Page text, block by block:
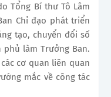
Tổng Bí thư Tô Lâm
Chỉ đạo phát triển
tạo, chuyển đổi số
làm Trưởng Ban.
cơ quan liên quan
mắc về công tác